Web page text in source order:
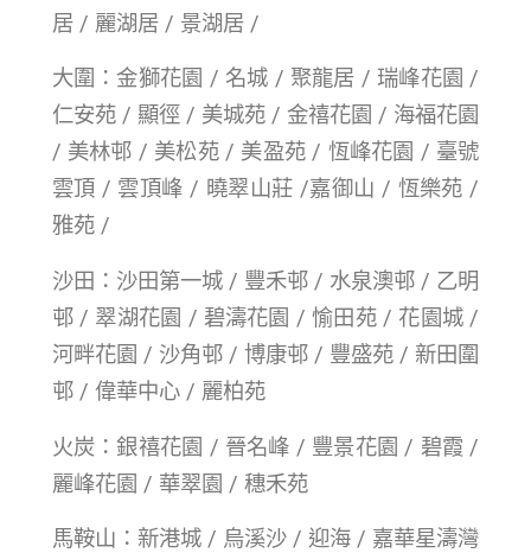
居 / 麗湖居 / 景湖居 /
大圍：金獅花園 / 名城 / 聚龍居 / 瑞峰花園 /
仁安苑 / 顯徑 / 美城苑 / 金禧花園 / 海福花園
/ 美林邨 / 美松苑 / 美盈苑 / 恆峰花園 / 臺號
雲頂 / 雲頂峰 / 曉翠山莊 /嘉御山 / 恆樂苑 /
雅苑 /
沙田：沙田第一城 / 豐禾邨 / 水泉澳邨 / 乙明
邨 / 翠湖花園 / 碧濤花園 / 愉田苑 / 花園城 /
河畔花園 / 沙角邨 / 博康邨 / 豐盛苑 / 新田圍
邨 / 偉華中心 / 麗柏苑
火炭：銀禧花園 / 晉名峰 / 豐景花園 / 碧霞 /
麗峰花園 / 華翠園 / 穗禾苑
馬鞍山：新港城 / 烏溪沙 / 迎海 / 嘉華星濤灣